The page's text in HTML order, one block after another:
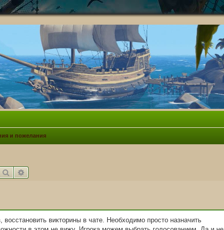
и пожелания
Поиск
викторины в чате. Необходимо просто назначить